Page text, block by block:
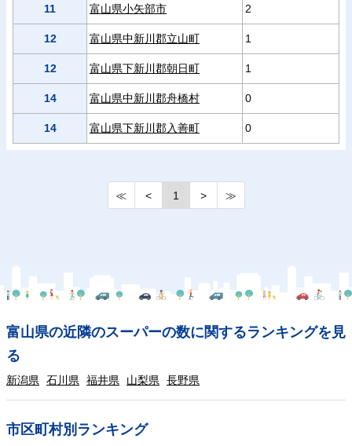
11 富山県小矢部市 2
12 富山県中新川郡立山町 1
12 富山県下新川郡朝日町 1
14 富山県中新川郡舟橋村 0
14 富山県下新川郡入善町 0
≪ < 1 > ≫
富山県の近隣のスーパーの数に関するランキングを見
る
新潟県 石川県 福井県 山梨県 長野県
市区町村別ランキング